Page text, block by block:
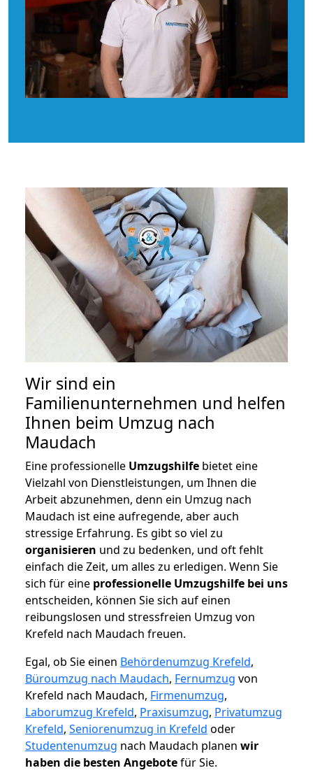
Wir sind ein
Familienunternehmen und helfen
Ihnen beim Umzug nach
Maudach
Eine professionelle Umzugshilfe bietet eine
Vielzahl von Dienstleistungen, um Ihnen die
Arbeit abzunehmen, denn ein Umzug nach
Maudach ist eine aufregende, aber auch
stressige Erfahrung. Es gibt so viel zu
organisieren und zu bedenken, und oft fehlt
einfach die Zeit, um alles zu erledigen. Wenn Sie
sich für eine professionelle Umzugshilfe bei uns
entscheiden, können Sie sich auf einen
reibungslosen und stressfreien Umzug von
Krefeld nach Maudach freuen.
Egal, ob Sie einen Behördenumzug Krefeld,
Büroumzug nach Maudach, Fernumzug von
Krefeld nach Maudach, Firmenumzug,
Laborumzug Krefeld, Praxisumzug, Privatumzug
Krefeld, Seniorenumzug in Krefeld oder
Studentenumzug nach Maudach planen wir
haben die besten Angebotefür Sie.